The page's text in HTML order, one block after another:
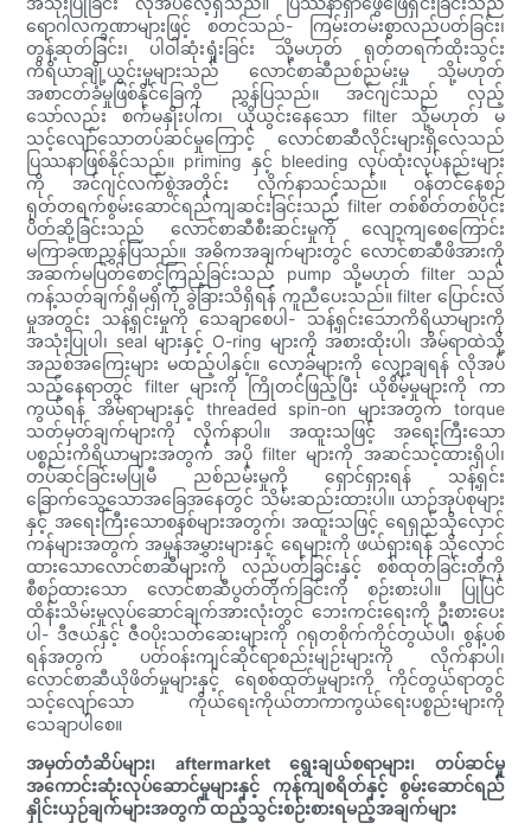
ရောဂါလက္ခဏာများဖြင့် စတင်သည်- ကြမ်းတမ်းစွာလည်ပတ်ခြင်း၊
တွန့်ဆုတ်ခြင်း၊ ပါဝါဆုံးရှုံးခြင်း သို့မဟုတ် ရုတ်တရက်ထိုးသွင်း
ကိရိယာချို့ယွင်းမှုများသည် လောင်စာဆီညစ်ညမ်းမှု သို့မဟုတ်
အစာငတ်ခံမှုဖြစ်နိုင်ခြေကို ညွှန်ပြသည်။ အင်ဂျင်သည် လှည့်
သော်လည်း စက်မနှိုးပါက၊ ယိုယွင်းနေသော filter သို့မဟုတ် မ
သင့်လျော်သောတပ်ဆင်မှုကြောင့် လောင်စာဆီလိုင်းများရှိလေသည်
ပြဿနာဖြစ်နိုင်သည်။ priming နှင့် bleeding လုပ်ထုံးလုပ်နည်းများ
ကို အင်ဂျင်လက်စွဲအတိုင်း လိုက်နာသင့်သည်။ ဝန်တင်နေစဉ်
ရုတ်တရက်စွမ်းဆောင်ရည်ကျဆင်းခြင်းသည် filter တစ်စိတ်တစ်ပိုင်း
ပိတ်ဆို့ခြင်းသည် လောင်စာဆီစီးဆင်းမှုကို လျော့ကျစေကြောင်း
မကြာခဏညွှန်ပြသည်။ အဓိကအချက်များတွင် လောင်စာဆီဖိအားကို
အဆက်မပြတ်စောင့်ကြည့်ခြင်းသည် pump သို့မဟုတ် filter သည်
ကန့်သတ်ချက်ရှိမရှိကို ခွဲခြားသိရှိရန် ကူညီပေးသည်။ filter ပြောင်းလဲ
မှုအတွင်း သန့်ရှင်းမှုကို သေချာစေပါ- သန့်ရှင်းသောကိရိယာများကို
အသုံးပြုပါ၊ seal များနှင့် O-ring များကို အစားထိုးပါ၊ အိမ်ရာထဲသို့
အညစ်အကြေးများ မထည့်ပါနှင့်။ လော့ခ်များကို လျှော့ချရန် လိုအပ်
သည့်နေရာတွင် filter များကို ကြိုတင်ဖြည့်ပြီး ယိုစိမ့်မှုများကို ကာ
ကွယ်ရန် အိမ်ရာများနှင့် threaded spin-on များအတွက် torque
သတ်မှတ်ချက်များကို လိုက်နာပါ။ အထူးသဖြင့် အရေးကြီးသော
ပစ္စည်းကိရိယာများအတွက် အပို filter များကို အဆင်သင့်ထားရှိပါ၊
တပ်ဆင်ခြင်းမပြုမီ ညစ်ညမ်းမှုကို ရှောင်ရှားရန် သန့်ရှင်း
ခြောက်သွေ့သောအခြေအနေတွင် သိမ်းဆည်းထားပါ။ ယာဉ်အုပ်စုများ
နှင့် အရေးကြီးသောစနစ်များအတွက်၊ အထူးသဖြင့် ရေရှည်သိုလှောင်
ကန်များအတွက် အမှုန်အမွှားများနှင့် ရေများကို ဖယ်ရှားရန် သိုလှောင်
ထားသောလောင်စာဆီများကို လည်ပတ်ခြင်းနှင့် စစ်ထုတ်ခြင်းတို့ကို
စီစဉ်ထားသော လောင်စာဆီပွတ်တိုက်ခြင်းကို စဉ်းစားပါ။ ပြုပြင်
ထိန်းသိမ်းမှုလုပ်ဆောင်ချက်အားလုံးတွင် ဘေးကင်းရေးကို ဦးစားပေး
ပါ- ဒီဇယ်နှင့် ဇီဝပိုးသတ်ဆေးများကို ဂရုတစိုက်ကိုင်တွယ်ပါ၊ စွန့်ပစ်
ရန်အတွက် ပတ်ဝန်းကျင်ဆိုင်ရာစည်းမျဉ်းများကို လိုက်နာပါ၊
လောင်စာဆီယိုဖိတ်မှုများနှင့် ရေစစ်ထုတ်မှုများကို ကိုင်တွယ်ရာတွင်
သင့်လျော်သော ကိုယ်ရေးကိုယ်တာကာကွယ်ရေးပစ္စည်းများကို
သေချာပါစေ။
အမှတ်တံဆိပ်များ၊ aftermarket ရွေးချယ်စရာများ၊ တပ်ဆင်မှု
အကောင်းဆုံးလုပ်ဆောင်မှုများနှင့် ကုန်ကျစရိတ်နှင့် စွမ်းဆောင်ရည်
နှိုင်းယှဉ်ချက်များအတွက် ထည့်သွင်းစဉ်းစားရမည့်အချက်များ